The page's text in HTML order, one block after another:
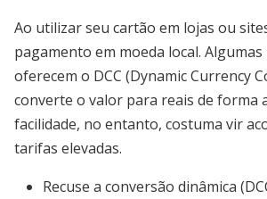
Ao utilizar seu cartão em lojas ou
pagamento em moeda local.
oferecem o DCC (Dynamic Currency
converte o valor para reais de forma
facilidade, no entanto, costuma vir
tarifas elevadas.
Recuse a conversão dinâmica